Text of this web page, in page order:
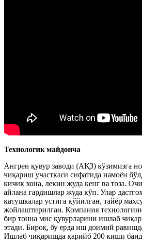
Технологик майдонча
Ангрен қувур заводи (АҚЗ) кўзимизга
чиқариш участкаси сифатида намоён
кичик хона, лекин жуда кенг ва тоза.
айлана гардишлар жуда кўп. Улар
катушкалар устига қўйилган, тайёр
жойлаштирилган. Компания
бир тонна мис қувурларини ишлаб
этади. Бироқ, бу ерда иш доимий
Ишлаб чиқаришда қарийб 200 киши